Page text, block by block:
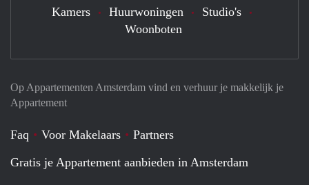
Op Appartementen Amsterdam vind en verhuur je makkelijk je
Appartement
Faq Voor Makelaars
Partners
Gratis je Appartement aanbieden in Amsterdam
Kamers Huurwoningen
Studio's
Woonboten